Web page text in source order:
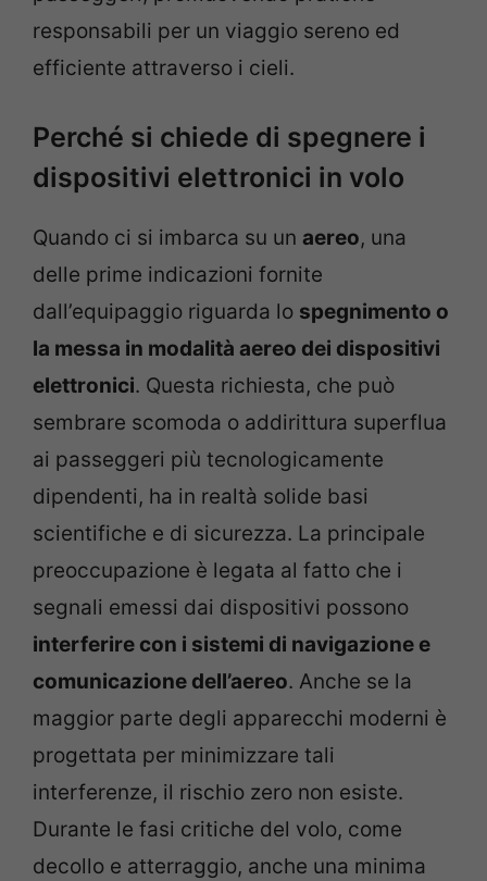
responsabili per un viaggio sereno ed
efficiente attraverso i cieli.
Perché si chiede di spegnere i
dispositivi elettronici in volo
Quando ci si imbarca su un aereo, una
delle prime indicazioni fornite
dall’equipaggio riguarda lo spegnimento o
la messa in modalità aereo dei dispositivi
elettronici. Questa richiesta, che può
sembrare scomoda o addirittura superflua
ai passeggeri più tecnologicamente
dipendenti, ha in realtà solide basi
scientifiche e di sicurezza. La principale
preoccupazione è legata al fatto che i
segnali emessi dai dispositivi possono
interferire con i sistemi di navigazione e
comunicazione dell’aereo. Anche se la
maggior parte degli apparecchi moderni è
progettata per minimizzare tali
interferenze, il rischio zero non esiste.
Durante le fasi critiche del volo, come
decollo e atterraggio, anche una minima